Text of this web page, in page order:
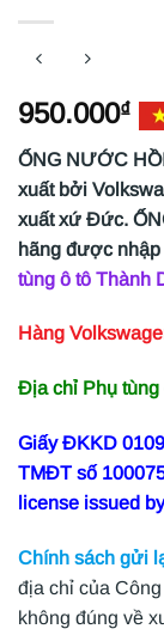
950.000₫
ỐNG NƯỚC
xuất bởi
xuất xứ Đức.
hãng được nhập
tùng ô tô Thành
Hàng
Địa chỉ Phụ tùng
Giấy ĐKKD
TMĐT số
license issued
Chính sách gửi
địa chỉ của
không đúng về